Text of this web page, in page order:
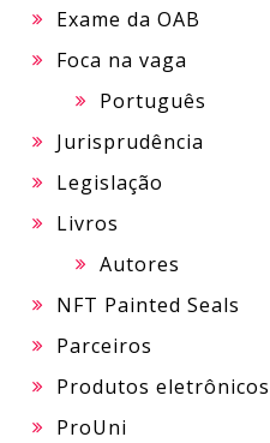
Exame da OAB
Foca na vaga
Português
Jurisprudência
Legislação
Livros
Autores
NFT Painted Seals
Parceiros
Produtos eletrônicos
ProUni